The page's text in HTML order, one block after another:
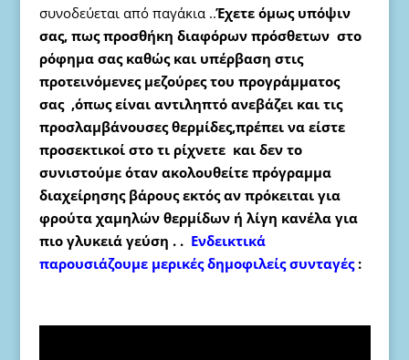
συνοδεύεται από παγάκια ..Έχετε όμως υπόψιν
σας, πως προσθήκη διαφόρων πρόσθετων στο
ρόφημα σας καθώς και υπέρβαση στις
προτεινόμενες μεζούρες του προγράμματος
σας ,όπως είναι αντιληπτό ανεβάζει και τις
προσλαμβάνουσες θερμίδες,πρέπει να είστε
προσεκτικοί στο τι ρίχνετε και δεν το
συνιστούμε όταν ακολουθείτε πρόγραμμα
διαχείρησης βάρους εκτός αν πρόκειται για
φρούτα χαμηλών θερμίδων ή λίγη κανέλα για
πιο γλυκειά γεύση . . Ενδεικτικά
παρουσιάζουμε μερικές δημοφιλείς συνταγές: